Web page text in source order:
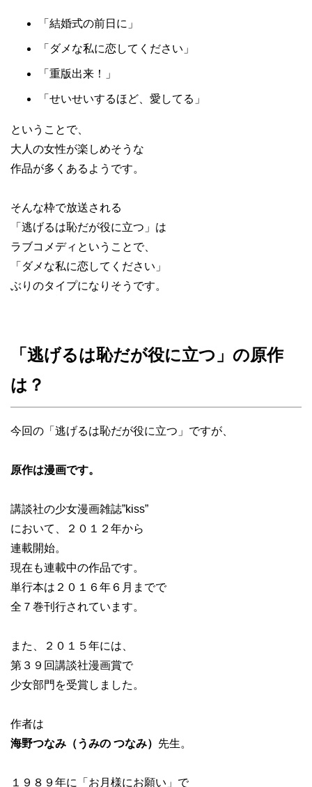
「結婚式の前日に」
「ダメな私に恋してください」
「重版出来！」
「せいせいするほど、愛してる」
ということで、
大人の女性が楽しめそうな
作品が多くあるようです。
そんな枠で放送される
「逃げるは恥だが役に立つ」は
ラブコメディということで、
「ダメな私に恋してください」
ぶりのタイプになりそうです。
「逃げるは恥だが役に立つ」の原作
は？
今回の「逃げるは恥だが役に立つ」ですが、
原作は漫画です。
講談社の少女漫画雑誌”kiss”
において、２０１２年から
連載開始。
現在も連載中の作品です。
単行本は２０１６年６月までで
全７巻刊行されています。
また、２０１５年には、
第３９回講談社漫画賞で
少女部門を受賞しました。
作者は
海野つなみ（うみの つなみ） 先生。
１９８９年に「お月様にお願い」で